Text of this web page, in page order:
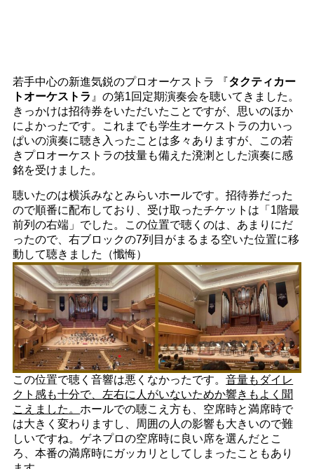
若手中心の新進気鋭のプロオーケストラ 『タクティカー
トオーケストラ 』の第1回定期演奏会を聴いてきました。
きっかけは招待券をいただいたことですが、思いのほか
によかったです。これまでも学生オーケストラの力いっ
ぱいの演奏に聴き入ったことは多々ありますが、この若
きプロオーケストラの技量も備えた溌溂とした演奏に感
銘を受けました。
聴いたのは横浜みなとみらいホールです。招待券だった
ので順番に配布しており、受け取ったチケットは「1階最
前列の右端」でした。この位置で聴くのは、あまりにだ
ったので、右ブロックの7列目がまるまる空いた位置に移
動して聴きました（懺悔）
この位置で聴く音響は悪くなかったです。音量もダイレ
クト感も十分で、左右に人がいないためか響きもよく聞
こえました。 ホールでの聴こえ方も、空席時と満席時で
は大きく変わりますし、周囲の人の影響も大きいので難
しいですね。ゲネプロの空席時に良い席を選んだとこ
ろ、本番の満席時にガッカリとしてしまったこともあり